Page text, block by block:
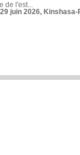
de l'est...
juin 2026,